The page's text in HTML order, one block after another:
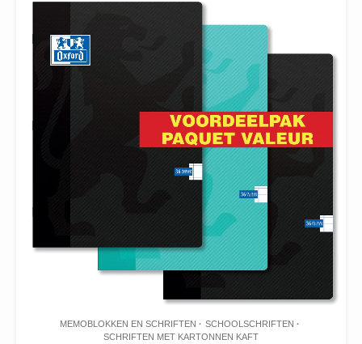
MEMOBLOKKEN EN SCHRIFTEN
SCHOOLSCHRIFTEN
SCHRIFTEN MET KARTONNEN KAFT